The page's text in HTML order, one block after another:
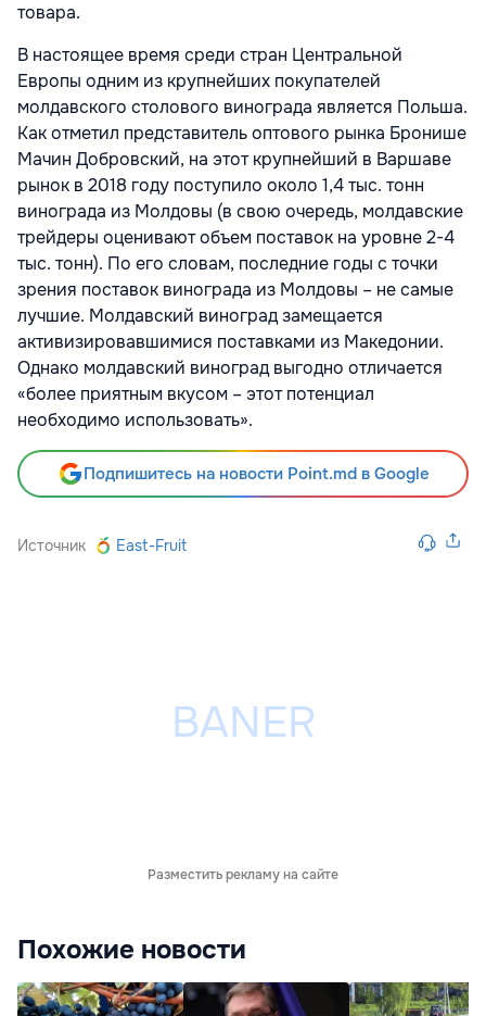
товара.
В настоящее время среди стран Центральной
Европы одним из крупнейших покупателей
молдавского столового винограда является Польша.
Как отметил представитель оптового рынка Бронише
Мачин Добровский, на этот крупнейший в Варшаве
рынок в 2018 году поступило около 1,4 тыс. тонн
винограда из Молдовы (в свою очередь, молдавские
трейдеры оценивают объем поставок на уровне 2-4
тыс. тонн). По его словам, последние годы с точки
зрения поставок винограда из Молдовы – не самые
лучшие. Молдавский виноград замещается
активизировавшимися поставками из Македонии.
Однако молдавский виноград выгодно отличается
«более приятным вкусом – этот потенциал
необходимо использовать».
Подпишитесь на новости Point.md в Google
Источник East-Fruit
Разместить рекламу на сайте
Похожие новости